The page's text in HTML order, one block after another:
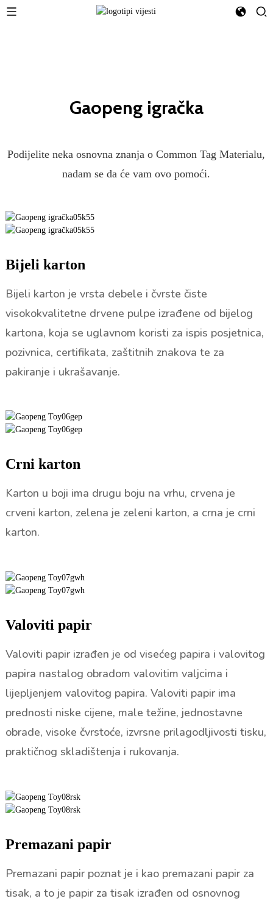
Gaopeng igračka
Podijelite neka osnovna znanja o Common Tag Materialu,
nadam se da će vam ovo pomoći.
Bijeli karton
Bijeli karton je vrsta debele i čvrste čiste
visokokvalitetne drvene pulpe izrađene od bijelog
kartona, koja se uglavnom koristi za ispis posjetnica,
pozivnica, certifikata, zaštitnih znakova te za
pakiranje i ukrašavanje.
Crni karton
Karton u boji ima drugu boju na vrhu, crvena je
crveni karton, zelena je zeleni karton, a crna je crni
karton.
Valoviti papir
Valoviti papir izrađen je od visećeg papira i valovitog
papira nastalog obradom valovitim valjcima i
lijepljenjem valovitog papira. Valoviti papir ima
prednosti niske cijene, male težine, jednostavne
obrade, visoke čvrstoće, izvrsne prilagodljivosti tisku,
praktičnog skladištenja i rukovanja.
Premazani papir
Premazani papir poznat je i kao premazani papir za
tisak, a to je papir za tisak izrađen od osnovnog